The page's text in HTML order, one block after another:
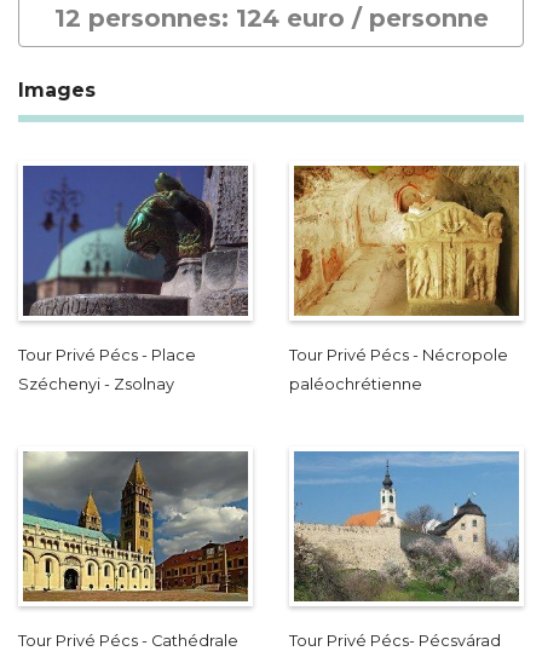
12 personnes: 124 euro / personne
Images
Tour Privé Pécs - Place
Széchenyi - Zsolnay
Tour Privé Pécs - Nécropole
paléochrétienne
Tour Privé Pécs - Cathédrale
Tour Privé Pécs- Pécsvárad